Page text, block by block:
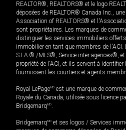
REALTOR®, REALTORS® et le logo
déposées de REALTOR® Canada Inc.,
Association of REALTORS® et
sont propriétaires. Les marques de
distinguer les services immobiliers
immobilier en tant que membres de
S.I.A.® /MLS®, Service inter-agences®,
propriété de l'ACI, et ils servent à
fournissent les courtiers et agents
Royal LePageMD est une marque de
Royale du Canada, utilisée sous licence
BridgemarqMD.
BridgemarqMD et ses logos / Services